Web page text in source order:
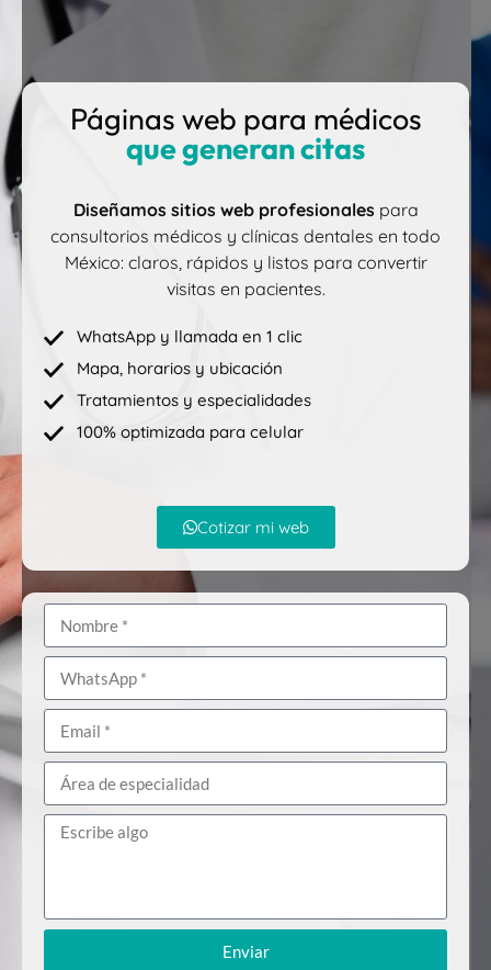
Páginas web para médicos
que generan citas
Diseñamos sitios web profesionalespara
consultorios médicos y clínicas dentales en todo
México: claros, rápidos y listos para convertir
visitas en pacientes.
WhatsApp y llamada en 1 clic
Mapa, horarios y ubicación
Tratamientos y especialidades
100% optimizada para celular
Cotizar mi web
Enviar